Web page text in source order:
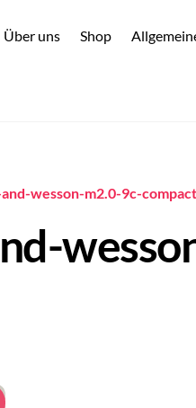
Über uns Shop
wesson-m2.0-9c-